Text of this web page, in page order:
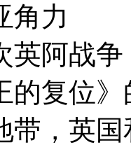
力
阿战争
复位》
带，英